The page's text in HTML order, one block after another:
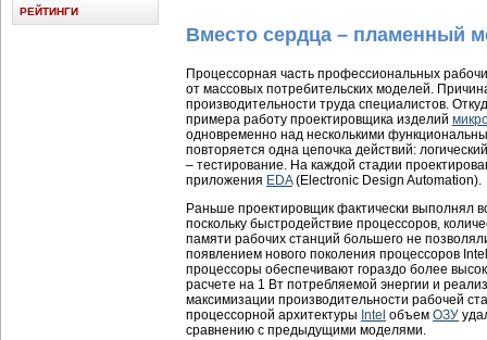
Вместо сердца – пламенный
Процессорная часть профессиональных
от массовых потребительских моделей.
производительности труда специалистов.
примера работу проектировщика изделий
одновременно над несколькими
повторяется одна цепочка действий:
– тестирование. На каждой стадии
приложения EDA(Electronic Design Automation).
Раньше проектировщик фактически выполнял
поскольку быстродействие процессоров,
памяти рабочих станций большего не
появлением нового поколения процессоров
процессоры обеспечивают гораздо более
расчете на 1 Вт потребляемой энергии и
максимизации производительности рабочей
процессорной архитектуры Intel объем ОЗУ
сравнению с предыдущими моделями.
РЕЙТИНГИ